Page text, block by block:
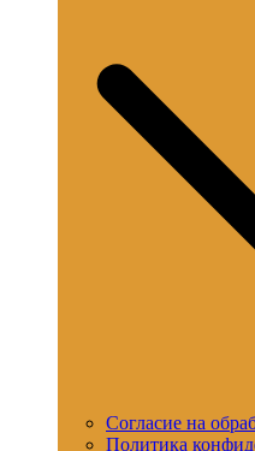
Согласие на
Политика